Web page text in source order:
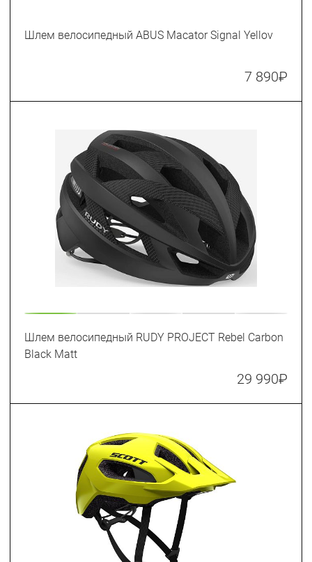
Шлем велосипедный ABUS Macator Signal Yellov
7 890₽
Шлем велосипедный RUDY PROJECT Rebel Carbon
Black Matt
29 990₽